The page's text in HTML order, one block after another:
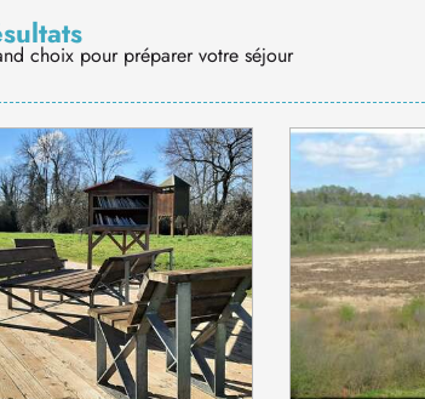
choix pour préparer votre séjour